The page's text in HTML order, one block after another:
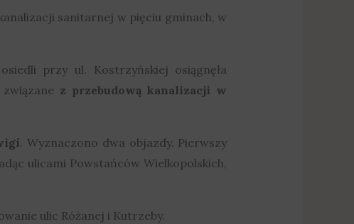
sanitarnej w pięciu gminach, w
przy ul. Kostrzyńskiej osiągnęła
z przebudową kanalizacji w
. Wyznaczono dwa objazdy. Pierwszy
ulicami Powstańców Wielkopolskich,
ulic Różanej i Kutrzeby.